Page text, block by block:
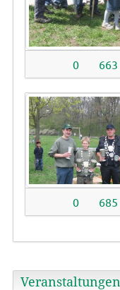
0 663
0 685
Veranstaltungen